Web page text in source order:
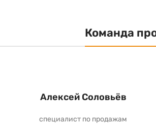
Команда
Алексей Соловьёв
специалист по продажам